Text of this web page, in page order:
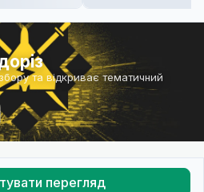
та відкриває тематичний
перегляд